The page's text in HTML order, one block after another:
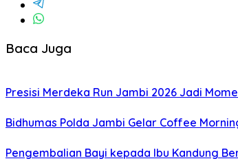
Baca Juga
Presisi Merdeka Run Jambi 2026 Jadi
Bidhumas Polda Jambi Gelar Coffee
Pengembalian Bayi kepada Ibu Kandung